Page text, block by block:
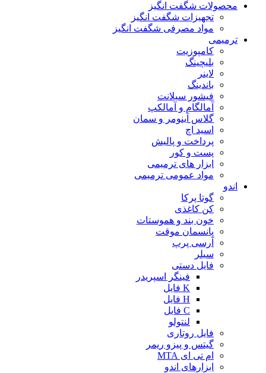
محصولات شگفت انگیز
تجهیزات شگفت انگیز
مواد مصرفی شگفت انگیز
ترمیمی
کامپوزیت
بلیچینگ
لاینر
باندینگ
فیشور سیلانت
آمالگام و آمالکپ
گلاس آینومر و سمان
اسید اچ
پرداخت و پالیش
پست و کور
ابزار های ترمیمی
مواد عمومی ترمیمی
اندو
گوتا پرکا
کن کاغذی
خون بند و هموستات
پانسمان موقت
آرسی پرپ
سیلر
فایل دستی
فینگر اسپریدر
K فایل
H فایل
C فایل
لنتولو
فایل روتاری
گیتس و پیزو ریمر
ام تی ای MTA
ابزارهای اندو